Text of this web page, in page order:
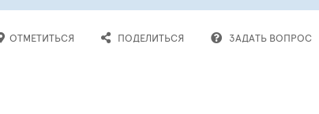
ОТМЕТИТЬСЯ ПОДЕЛИТЬСЯ ЗАДАТЬ ВОПРОС